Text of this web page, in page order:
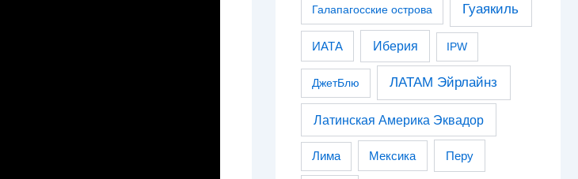
Галапагосские острова Гуаякиль
ИАТА Иберия IPW
ДжетБлю ЛАТАМ Эйрлайнз
Латинская Америка Эквадор
Лима Мексика Перу